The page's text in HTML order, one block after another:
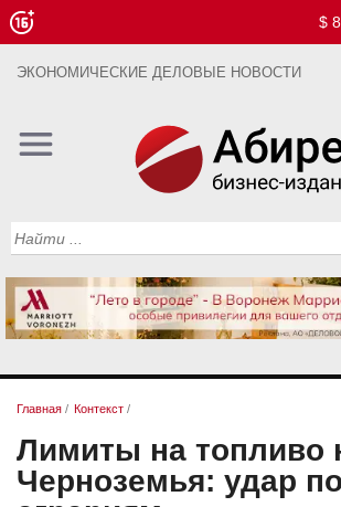
$
ЭКОНОМИЧЕСКИЕ ДЕЛОВЫЕ НОВОСТИ
Главная / Контекст /
Лимиты на топливо
Черноземья: удар по